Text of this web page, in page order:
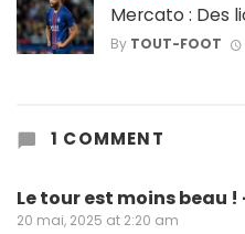
Mercato : Des
By TOUT-FOOT
1 COMMENT
Le tour est moins beau !
20 mai, 2025 at 2:20 am